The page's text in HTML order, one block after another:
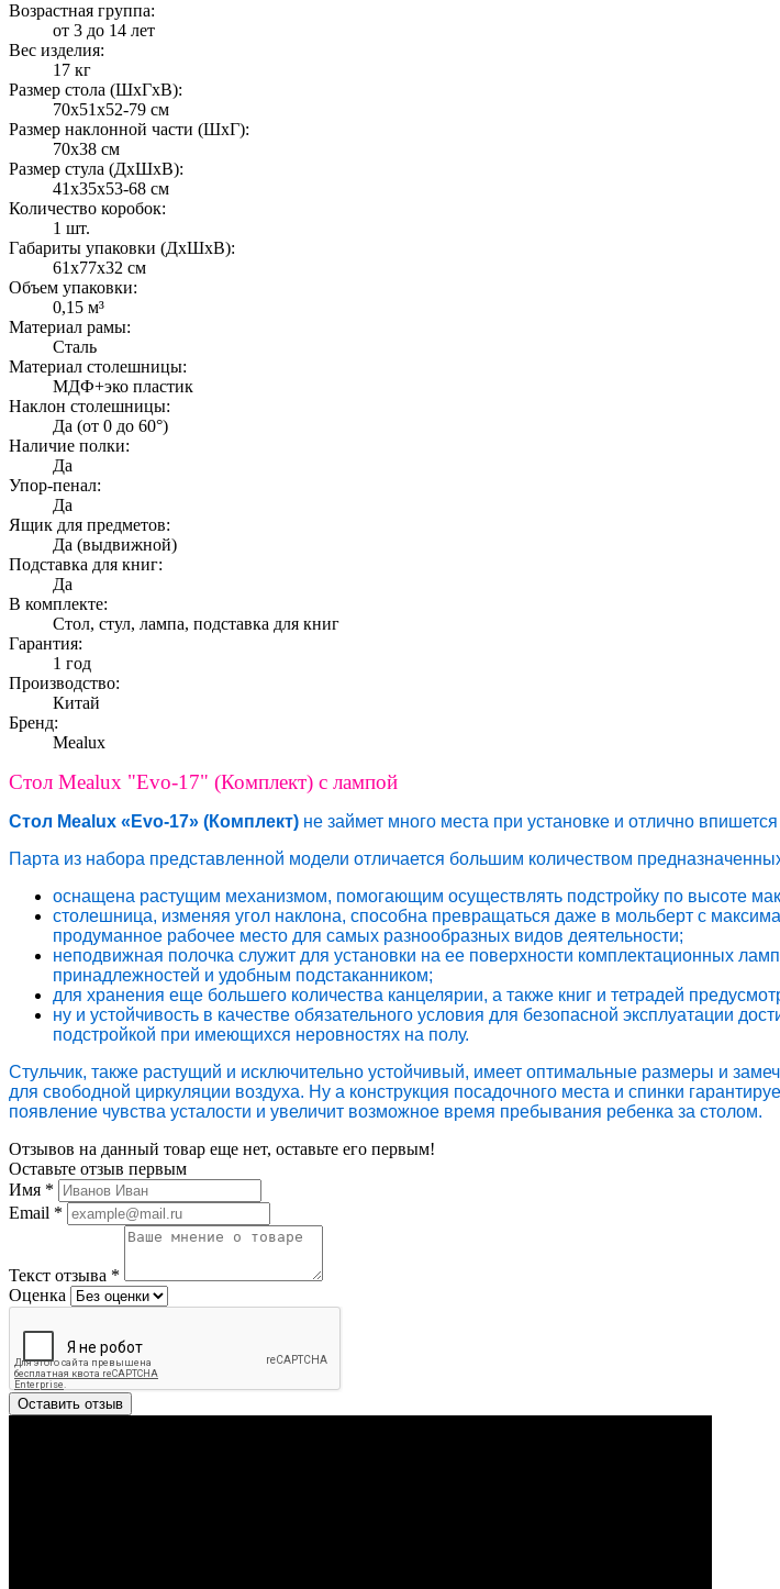
Возрастная группа:
от 3 до 14 лет
Вес изделия:
17 кг
Размер стола (ШxГxВ):
70x51x52-79 см
Размер наклонной части (ШxГ):
70x38 см
Размер стула (ДxШxВ):
41x35x53-68 см
Количество коробок:
1 шт.
Габариты упаковки (ДxШxВ):
61x77x32 см
Объем упаковки:
0,15 м³
Материал рамы:
Сталь
Материал столешницы:
МДФ+эко пластик
Наклон столешницы:
Да (от 0 до 60°)
Наличие полки:
Да
Упор-пенал:
Да
Ящик для предметов:
Да (выдвижной)
Подставка для книг:
Да
В комплекте:
Стол, cтул, лампа, подставка для книг
Гарантия:
1 год
Производство:
Китай
Бренд:
Mealux
Стол Mealux "Evo-17" (Комплект) с лампой
Стол Mealux «Evo-17» (Комплект) не займет много места при установке и отлично
Парта из набора представленной модели отличается большим количеством
оснащена растущим механизмом, помогающим осуществлять подстройку по высоте
столешница, изменяя угол наклона, способна превращаться даже в мольберт с
продуманное рабочее место для самых разнообразных видов деятельности;
неподвижная полочка служит для установки на ее поверхности комплектационных
принадлежностей и удобным подстаканником;
для хранения еще большего количества канцелярии, а также книг и тетрадей
ну и устойчивость в качестве обязательного условия для безопасной эксплуатации
подстройкой при имеющихся неровностях на полу.
Стульчик, также растущий и исключительно устойчивый, имеет оптимальные размеры и
для свободной циркуляции воздуха. Ну а конструкция посадочного места и спинки
появление чувства усталости и увеличит возможное время пребывания ребенка за столом.
Отзывов на данный товар еще нет, оставьте его первым!
Оставьте отзыв первым
Имя *
Email *
Текст отзыва *
Оценка
Оставить отзыв